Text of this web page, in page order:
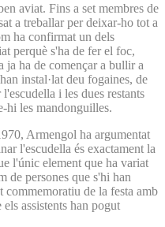
aviat. Fins a set membres de
a treballar per deixar-ho tot a
ha confirmat un dels
perquè s'ha de fer el foc,
ja ha de començar a bullir a
instal·lat deu fogaines, de
i les dues restants
hi les mandonguilles.
Armengol ha argumentat
l'escudella és exactament la
l'únic element que ha variat
de persones que s'hi han
commemoratiu de la festa amb
assistents han pogut